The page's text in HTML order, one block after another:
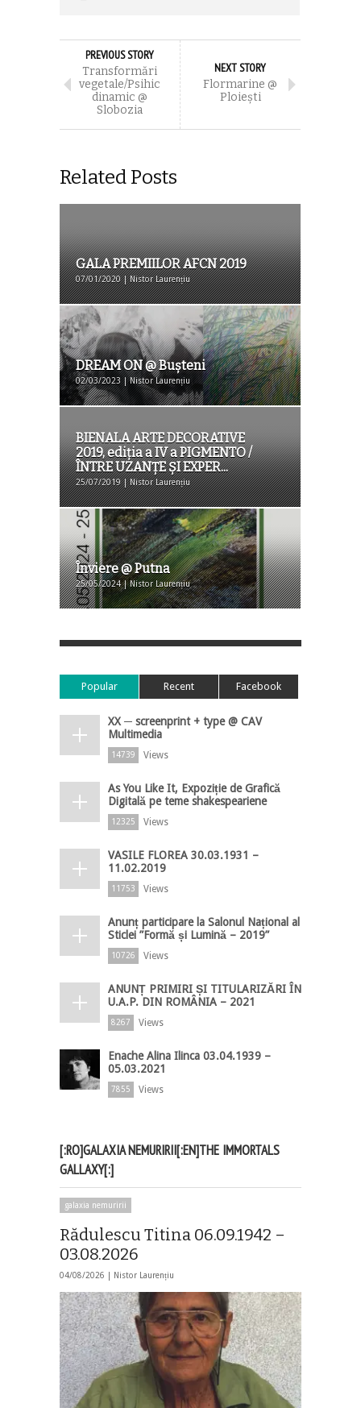
PREVIOUS STORY
Transformări
vegetale/Psihic
dinamic @
Slobozia
NEXT STORY
Flormarine @
Ploieşti
Related Posts
GALA PREMIILOR AFCN 2019
07/01/2020 | Nistor Laurențiu
DREAM ON @ Buşteni
02/03/2023 | Nistor Laurențiu
BIENALA ARTE DECORATIVE
2019, ediția a IV a PIGMENTO /
ÎNTRE UZANȚE ȘI EXPER...
25/07/2019 | Nistor Laurențiu
Înviere @ Putna
25/05/2024 | Nistor Laurențiu
Popular Recent Facebook
XX ─ screenprint + type @ CAV
Multimedia
14739 Views
As You Like It, Expoziție de Grafică
Digitală pe teme shakespeariene
12325 Views
VASILE FLOREA 30.03.1931 –
11.02.2019
11753 Views
Anunț participare la Salonul Național al
Sticlei ”Formă și Lumină – 2019”
10726 Views
ANUNȚ PRIMIRI ȘI TITULARIZĂRI ÎN
U.A.P. DIN ROMÂNIA – 2021
8267 Views
Enache Alina Ilinca 03.04.1939 –
05.03.2021
7855 Views
[:RO]GALAXIA NEMURIRII[:EN]THE IMMORTALS
GALLAXY[:]
galaxia nemuririi
Rădulescu Titina 06.09.1942 –
03.08.2026
04/08/2026 | Nistor Laurențiu